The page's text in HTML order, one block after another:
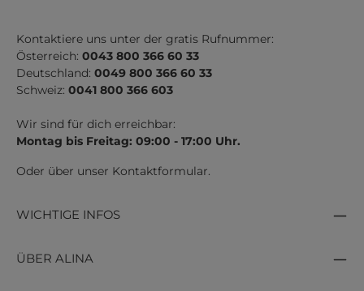
Kontaktiere uns unter der gratis Rufnummer:
Österreich: 0043 800 366 60 33
Deutschland: 0049 800 366 60 33
Schweiz: 0041 800 366 603
Wir sind für dich erreichbar:
Montag bis Freitag: 09:00 - 17:00 Uhr.
Oder über unser Kontaktformular.
WICHTIGE INFOS
ÜBER ALINA